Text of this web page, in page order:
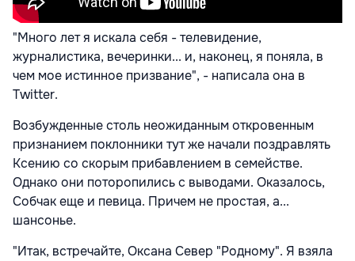
"Много лет я искала себя - телевидение,
журналистика, вечеринки... и, наконец, я поняла, в
чем мое истинное призвание", - написала она в
Twitter.
Возбужденные столь неожиданным откровенным
признанием поклонники тут же начали поздравлять
Ксению со скорым прибавлением в семействе.
Однако они поторопились с выводами. Оказалось,
Собчак еще и певица. Причем не простая, а...
шансонье.
"Итак, встречайте, Оксана Север "Родному". Я взяла